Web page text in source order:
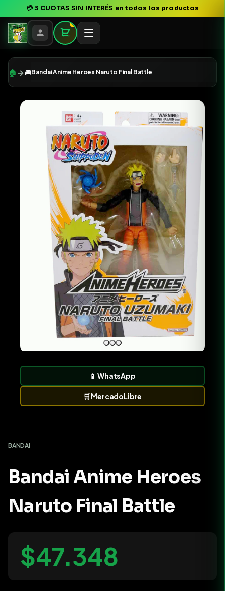
💳3 CUOTAS SIN INTERÉS en todos los productos
0
🏠 →🎮Bandai Anime Heroes Naruto Final Battle
📱WhatsApp
🛒MercadoLibre
BANDAI
Bandai Anime Heroes
Naruto Final Battle
$47.348